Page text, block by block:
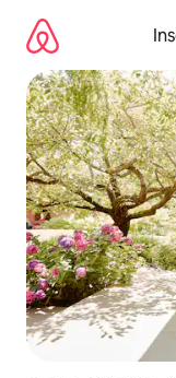
Inhalten
springen